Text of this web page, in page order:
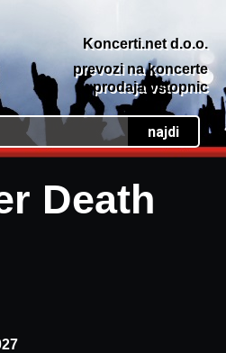
Koncerti.net d.o.o.
prevozi na koncerte
prodaja vstopnic
Death